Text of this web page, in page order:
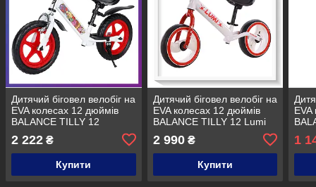
Дитячий біговел велобіг на
EVA колесах 12 дюймів
BALANCE TILLY 12
Червоний
2 222 ₴
Купити
Дитячий біговел велобіг на
EVA колесах 12 дюймів
BALANCE TILLY 12 Lumi
T-212521 біло-червоний
2 990₴
Купити
EVA
1